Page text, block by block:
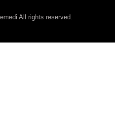
All rights reserved.